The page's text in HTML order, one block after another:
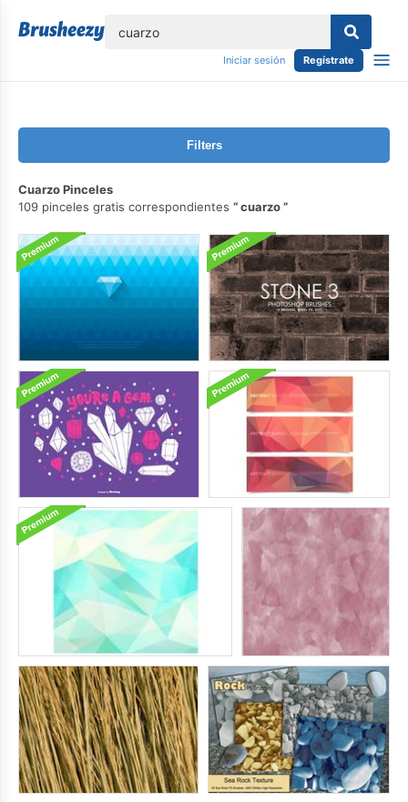
Iniciar sesión Regístrate
Filters
Cuarzo Pinceles
109 pinceles gratis correspondientes
cuarzo